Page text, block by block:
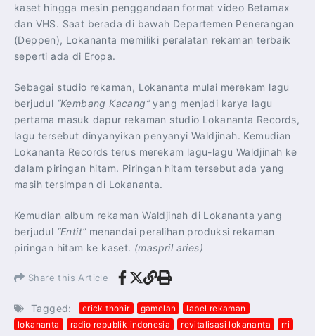
kaset hingga mesin penggandaan format video Betamax
dan VHS. Saat berada di bawah Departemen Penerangan
(Deppen), Lokananta memiliki peralatan rekaman terbaik
seperti ada di Eropa.
Sebagai studio rekaman, Lokananta mulai merekam lagu
berjudul “Kembang Kacang”yang menjadi karya lagu
pertama masuk dapur rekaman studio Lokananta Records,
lagu tersebut dinyanyikan penyanyi Waldjinah. Kemudian
Lokananta Records terus merekam lagu-lagu Waldjinah ke
dalam piringan hitam. Piringan hitam tersebut ada yang
masih tersimpan di Lokananta.
Kemudian album rekaman Waldjinah di Lokananta yang
berjudul “Entit”menandai peralihan produksi rekaman
piringan hitam ke kaset. (maspril aries)
Share this Article
Tagged: erick thohir gamelan
label rekaman
lokananta
radio republik indonesia revitalisasi lokananta rri